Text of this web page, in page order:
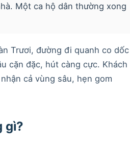
Một ca hộ dân thường xong
Trươi, đường đi quanh co dốc
cặn đặc, hút càng cực. Khách
cả vùng sâu, hẹn gom
gì?